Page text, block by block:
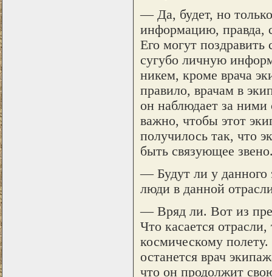
— Да, будет, но
информацию, правда,
Его могут
сугубо личную
никем, кроме врача
правило, врачам в
он наблюдает за
важно, чтобы этот
получилось так, что
быть связующее
— Будут ли у данного
люди в данной
— Вряд ли. Вот из
Что касается
космическому
останется врач
что он продолжит